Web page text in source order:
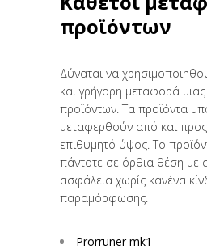
προϊόντων
Δύναται να
και γρήγορη μεταφορά μιας
προϊόντων. Τα προϊόντα
μεταφερθούν από και
επιθυμητό ύψος. Το
πάντοτε σε όρθια θέση με
ασφάλεια χωρίς κανένα
παραμόρφωσης.
Prorruner mk1